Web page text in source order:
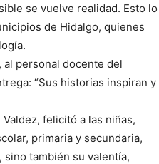
se vuelve realidad. Esto lo
de Hidalgo, quienes
personal docente del
“Sus historias inspiran y
felicitó a las niñas,
primaria y secundaria,
también su valentía,